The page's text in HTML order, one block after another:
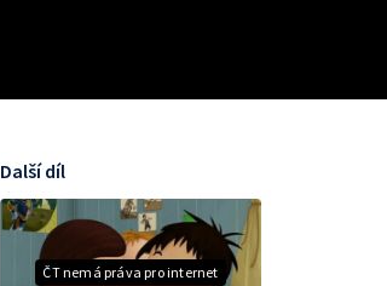
ČT nemá práva pro internet
Další díl